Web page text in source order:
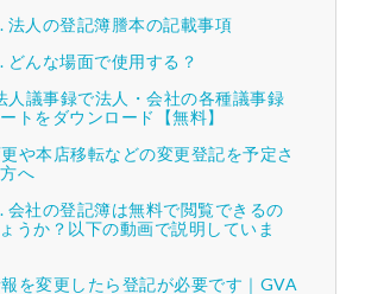
法人の登記簿謄本の記載事項
どんな場面で使用する？
人議事録で法人・会社の各種議事録
トをダウンロード【無料】
や本店移転などの変更登記を予定さ
へ
会社の登記簿は無料で閲覧できるの
うか？以下の動画で説明していま
を変更したら登記が必要です｜GVA